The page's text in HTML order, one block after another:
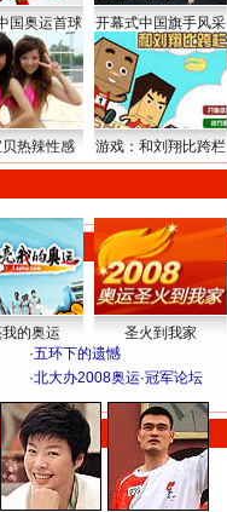
国奥运首球 开幕式中国旗手风采
热辣性感 游戏：和刘翔比跨栏
我的奥运
圣火到我家
·五环下的遗憾
·北大办2008奥运·冠军论坛